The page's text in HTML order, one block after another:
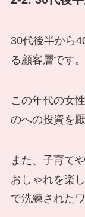
30代後半から
る顧客層です。
この年代の女
のへの投資を
また、子育て
おしゃれを楽
で洗練された